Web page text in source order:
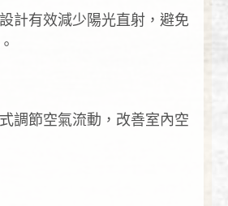
計有效減少陽光直射，避免
調節空氣流動，改善室內空